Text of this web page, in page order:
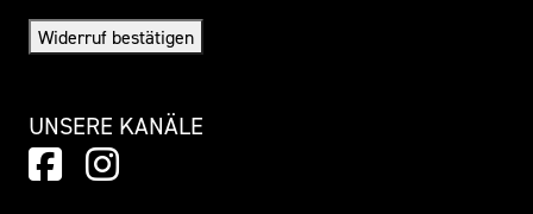
Widerruf bestätigen
UNSERE KANÄLE